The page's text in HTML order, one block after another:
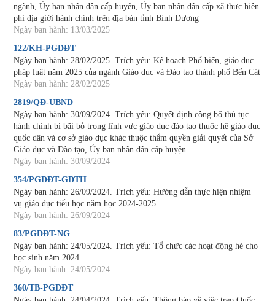
ngành, Ủy ban nhân dân cấp huyện, Ủy ban nhân dân cấp xã thực hiện
phi địa giới hành chính trên địa bàn tỉnh Bình Dương
Ngày ban hành: 13/03/2025
122/KH-PGDĐT
Ngày ban hành: 28/02/2025. Trích yếu: Kế hoạch Phổ biến, giáo dục
pháp luật năm 2025 của ngành Giáo dục và Đào tạo thành phố Bến Cát
Ngày ban hành: 28/02/2025
2819/QĐ-UBND
Ngày ban hành: 30/09/2024. Trích yếu: Quyết định công bố thủ tục
hành chính bị bãi bỏ trong lĩnh vực giáo dục đào tạo thuộc hệ giáo dục
quốc dân và cơ sở giáo dục khác thuộc thẩm quyền giải quyết của Sở
Giáo dục và Đào tạo, Ủy ban nhân dân cấp huyện
Ngày ban hành: 30/09/2024
354/PGDĐT-GDTH
Ngày ban hành: 26/09/2024. Trích yếu: Hướng dẫn thực hiện nhiệm
vụ giáo dục tiểu học năm học 2024-2025
Ngày ban hành: 26/09/2024
83/PGDĐT-NG
Ngày ban hành: 24/05/2024. Trích yếu: Tổ chức các hoạt động hè cho
học sinh năm 2024
Ngày ban hành: 24/05/2024
360/TB-PGDĐT